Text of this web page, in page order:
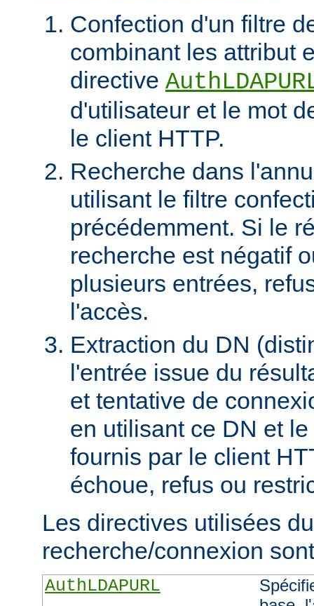
Confection d'un filtre
combinant les attribut
directive
d'utilisateur et le mot
le client HTTP.
Recherche dans
utilisant le filtre
précédemment. Si le
recherche est négatif
plusieurs entrées,
l'accès.
Extraction du DN
l'entrée issue du
et tentative de
en utilisant ce DN et
fournis par le client
échoue, refus ou
Les directives utilisées
recherche/connexion
AuthLDAPURL